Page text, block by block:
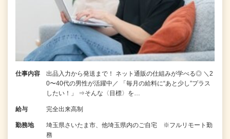
仕事内容
出品入力から発送まで！ ネット通販の仕組みが学べる◎ ＼2
0〜40代の男性が活躍中／ 「毎月の給料に“あと少し”プラス
したい！」 ⇒そんな〈目標〉を…
給与 完全出来高制
勤務地
埼玉県さいたま市、他埼玉県内のご自宅 ※フルリモート勤
務